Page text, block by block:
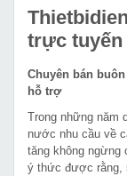
trực tuyến
Chuyên bán
hỗ trợ
Trong những năm
nước nhu cầu về
tăng không
ý thức được rằng,